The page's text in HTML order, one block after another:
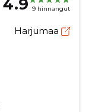
4.9 9 hinnangut
Harjumaa